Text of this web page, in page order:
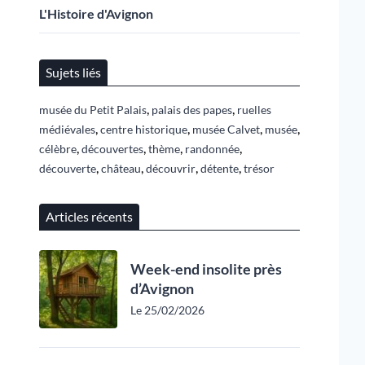
L'Histoire d'Avignon
Sujets liés
musée du Petit Palais, palais des papes, ruelles
médiévales,centre historique, musée Calvet, musée,
célèbre,découvertes,thème, randonnée,
découverte,château,découvrir,détente,trésor
Articles récents
Week-end insolite près
d’Avignon
Le 25/02/2026